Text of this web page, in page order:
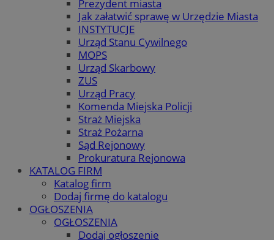
Prezydent miasta
Jak załatwić sprawę w Urzędzie Miasta
INSTYTUCJE
Urząd Stanu Cywilnego
MOPS
Urząd Skarbowy
ZUS
Urząd Pracy
Komenda Miejska Policji
Straż Miejska
Straż Pożarna
Sąd Rejonowy
Prokuratura Rejonowa
KATALOG FIRM
Katalog firm
Dodaj firmę do katalogu
OGŁOSZENIA
OGŁOSZENIA
Dodaj ogłoszenie